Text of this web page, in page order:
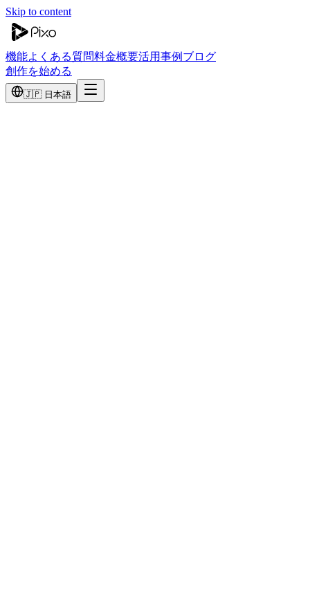
Skip to content
機能よくある質問料金概要活用事例 ブログ
創作を始める
🇯🇵 日本語